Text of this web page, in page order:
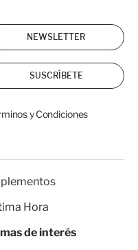
NEWSLETTER
SUSCRÍBETE
y Condiciones
Hora
de interés